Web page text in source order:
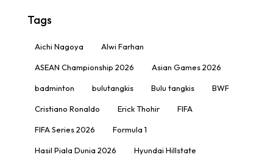
Tags
Aichi Nagoya Alwi Farhan
ASEAN Championship 2026 Asian Games 2026
badminton bulutangkis Bulu tangkis BWF
Cristiano Ronaldo Erick Thohir FIFA
FIFA Series 2026 Formula 1
Hasil Piala Dunia 2026 Hyundai Hillstate